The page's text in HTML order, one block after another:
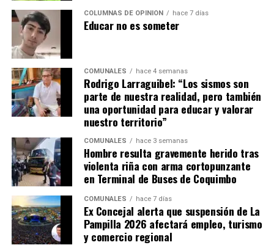
COLUMNAS DE OPINIÓN hace 7 días
Educar no es someter
COMUNALES hace 4 semanas
Rodrigo Larraguibel: “Los sismos son
parte de nuestra realidad, pero también
una oportunidad para educar y valorar
nuestro territorio”
COMUNALES hace 3 semanas
Hombre resulta gravemente herido tras
violenta riña con arma cortopunzante
en Terminal de Buses de Coquimbo
COMUNALES hace 7 días
Ex Concejal alerta que suspensión de La
Pampilla 2026 afectará empleo, turismo
y comercio regional